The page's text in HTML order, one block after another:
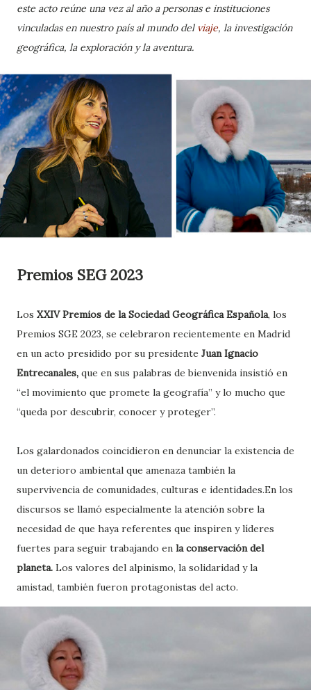
este acto reúne una vez al año a personas e instituciones
vinculadas en nuestro país al mundo del viaje, la investigación
geográfica, la exploración y la aventura.
Premios SEG 2023
Los XXIV Premios de la Sociedad Geográfica Española, los
Premios SGE 2023, se celebraron recientemente en Madrid
en un acto presidido por su presidente Juan Ignacio
Entrecanales, que en sus palabras de bienvenida insistió en
“el movimiento que promete la geografía” y lo mucho que
“queda por descubrir, conocer y proteger”.
Los galardonados coincidieron en denunciar la existencia de
un deterioro ambiental que amenaza también la
supervivencia de comunidades, culturas e identidades.En los
discursos se llamó especialmente la atención sobre la
necesidad de que haya referentes que inspiren y líderes
fuertes para seguir trabajando en la conservación del
planeta. Los valores del alpinismo, la solidaridad y la
amistad, también fueron protagonistas del acto.